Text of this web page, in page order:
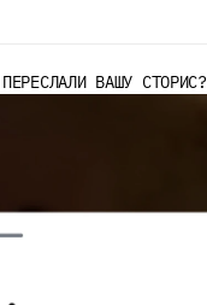
ВАШУ СТОРИС?